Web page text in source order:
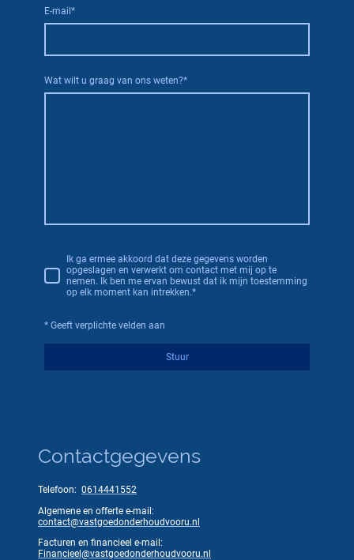
E-mail *
Wat wilt u graag van ons weten?*
Ik ga ermee akkoord dat deze gegevens worden
opgeslagen en verwerkt om contact met mij op te
nemen. Ik ben me ervan bewust dat ik mijn toestemming
op elk moment kan intrekken.*
* Geeft verplichte velden aan
Stuur
Contactgegevens
Telefoon: 0614441552
Algemene en offerte e-mail:
contact@vastgoedonderhoudvooru.nl
Facturen en financieel e-mail:
Financieel@vastgoedonderhoudvooru.nl